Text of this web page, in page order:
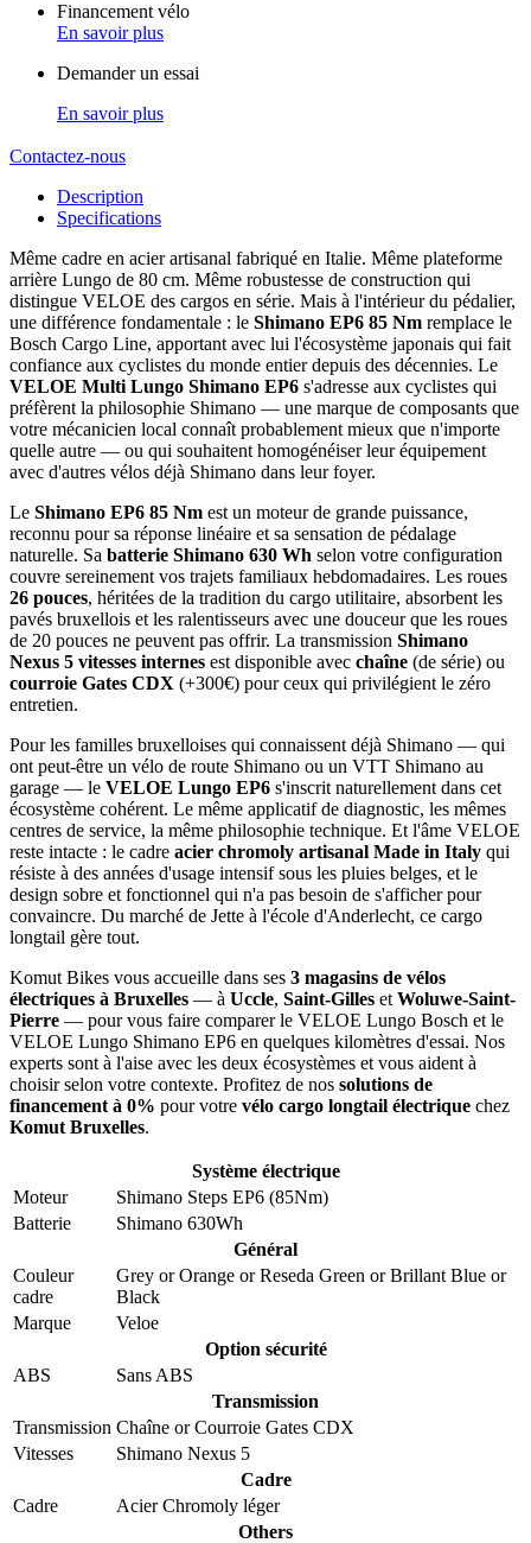
Financement vélo
En savoir plus
Demander un essai
En savoir plus
Contactez-nous
Description
Specifications
Même cadre en acier artisanal fabriqué en Italie. Même plateforme
arrière Lungo de 80 cm. Même robustesse de construction qui
distingue VELOE des cargos en série. Mais à l'intérieur du pédalier,
une différence fondamentale : le Shimano EP6 85 Nm remplace le
Bosch Cargo Line, apportant avec lui l'écosystème japonais qui fait
confiance aux cyclistes du monde entier depuis des décennies. Le
VELOE Multi Lungo Shimano EP6 s'adresse aux cyclistes qui
préfèrent la philosophie Shimano — une marque de composants que
votre mécanicien local connaît probablement mieux que n'importe
quelle autre — ou qui souhaitent homogénéiser leur équipement
avec d'autres vélos déjà Shimano dans leur foyer.
Le Shimano EP6 85 Nm est un moteur de grande puissance,
reconnu pour sa réponse linéaire et sa sensation de pédalage
naturelle. Sa batterie Shimano 630 Wh selon votre configuration
couvre sereinement vos trajets familiaux hebdomadaires. Les roues
26 pouces, héritées de la tradition du cargo utilitaire, absorbent les
pavés bruxellois et les ralentisseurs avec une douceur que les roues
de 20 pouces ne peuvent pas offrir. La transmission Shimano
Nexus 5 vitesses internes est disponible avec chaîne (de série) ou
courroie Gates CDX (+300€) pour ceux qui privilégient le zéro
entretien.
Pour les familles bruxelloises qui connaissent déjà Shimano — qui
ont peut-être un vélo de route Shimano ou un VTT Shimano au
garage — le VELOE Lungo EP6 s'inscrit naturellement dans cet
écosystème cohérent. Le même applicatif de diagnostic, les mêmes
centres de service, la même philosophie technique. Et l'âme VELOE
reste intacte : le cadre acier chromoly artisanal Made in Italy qui
résiste à des années d'usage intensif sous les pluies belges, et le
design sobre et fonctionnel qui n'a pas besoin de s'afficher pour
convaincre. Du marché de Jette à l'école d'Anderlecht, ce cargo
longtail gère tout.
Komut Bikes vous accueille dans ses 3 magasins de vélos
électriques à Bruxelles — à Uccle, Saint-Gilles etWoluwe-Saint-
Pierre — pour vous faire comparer le VELOE Lungo Bosch et le
VELOE Lungo Shimano EP6 en quelques kilomètres d'essai. Nos
experts sont à l'aise avec les deux écosystèmes et vous aident à
choisir selon votre contexte. Profitez de nos solutions de
financement à 0% pour votre vélo cargo longtail électrique chez
Komut Bruxelles.
Système électrique
Moteur
Shimano Steps EP6 (85Nm)
Batterie
Shimano 630Wh
Général
Couleur
cadre
Grey orOrange orReseda Green orBrillant Blue or
Black
Marque
Veloe
Option sécurité
ABS
Sans ABS
Transmission
Transmission Chaîne orCourroie Gates CDX
Vitesses
Shimano Nexus 5
Cadre
Cadre
Acier Chromoly léger
Others